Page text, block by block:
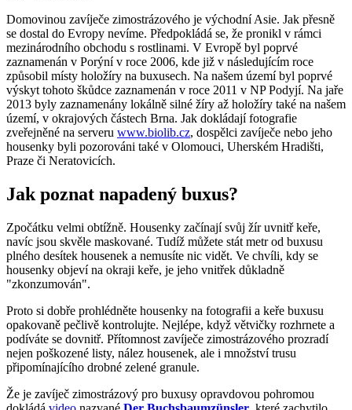
Domovinou zavíječe zimostrázového je východní Asie. Jak přesně
se dostal do Evropy nevíme. Předpokládá se, že pronikl v rámci
mezinárodního obchodu s rostlinami. V Evropě byl poprvé
zaznamenán v Porýní v roce 2006, kde již v následujícím roce
způsobil místy holožíry na buxusech. Na našem území byl poprvé
výskyt tohoto škůdce zaznamenán v roce 2011 v NP Podyjí. Na jaře
2013 byly zaznamenány lokálně silné žíry až holožíry také na našem
území, v okrajových částech Brna. Jak dokládají fotografie
zveřejněné na serveru www.biolib.cz, dospělci zavíječe nebo jeho
housenky byli pozorováni také v Olomouci, Uherském Hradišti,
Praze či Neratovicích.
Jak poznat napadený buxus?
Zpočátku velmi obtížně. Housenky začínají svůj žír uvnitř keře,
navíc jsou skvěle maskované. Tudíž můžete stát metr od buxusu
plného desítek housenek a nemusíte nic vidět. Ve chvíli, kdy se
housenky objeví na okraji keře, je jeho vnitřek důkladně
"zkonzumován".
Proto si dobře prohlédněte housenky na fotografii a keře buxusu
opakovaně pečlivě kontrolujte. Nejlépe, když větvičky rozhrnete a
podíváte se dovnitř. Přítomnost zavíječe zimostrázového prozradí
nejen poškozené listy, nález housenek, ale i množství trusu
připomínajícího drobné zelené granule.
Že je zavíječ zimostrázový pro buxusy opravdovou pohromou